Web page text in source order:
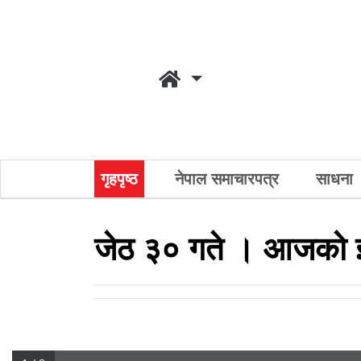
गृहपृष्ठ नेपाल समाचारपत्र साधना
जेठ ३० गते । आजको